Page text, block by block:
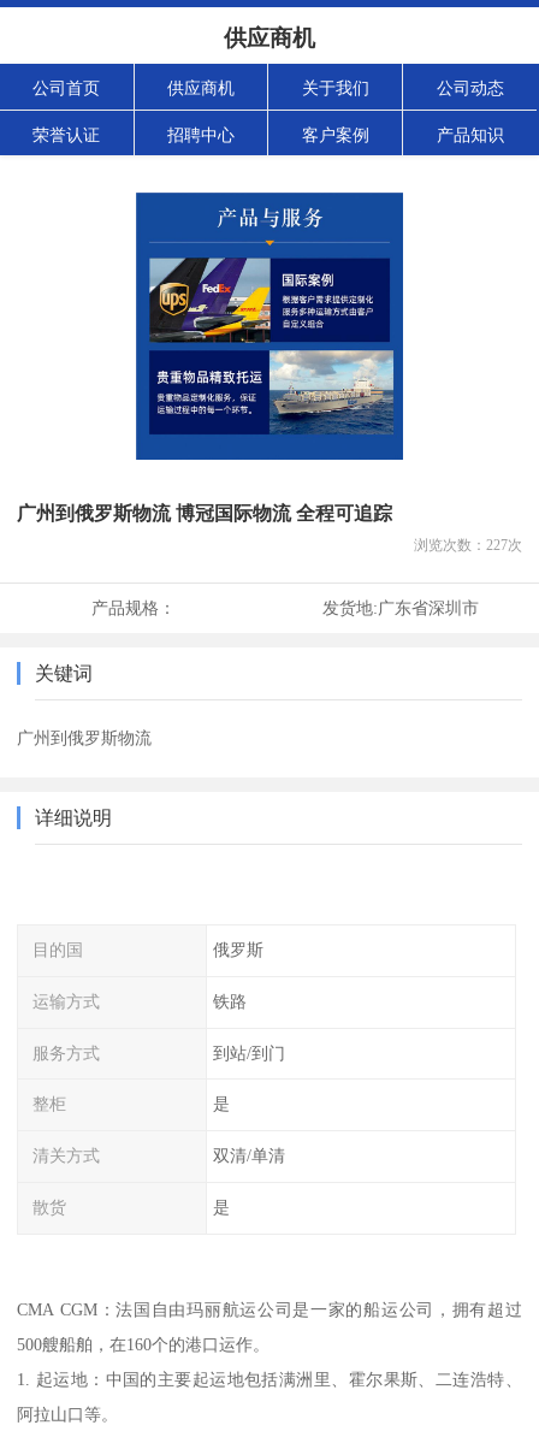
供应商机
公司首页 供应商机 关于我们 公司动态
荣誉认证 招聘中心 客户案例 产品知识
广州到俄罗斯物流 博冠国际物流 全程可追踪
浏览次数： 227次
产品规格： 发货地:广东省深圳市
关键词
广州到俄罗斯物流
详细说明
目的国 俄罗斯
运输方式 铁路
服务方式 到站/到门
整柜 是
清关方式 双清/单清
散货 是
CMA CGM：法国自由玛丽航运公司是一家的船运公司，拥有超过
500艘船舶，在160个的港口运作。
1. 起运地：中国的主要起运地包括满洲里、霍尔果斯、二连浩特、
阿拉山口等。